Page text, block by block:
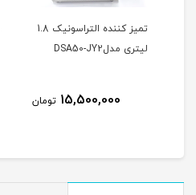
تمیز کننده التراسونیک 1.8
لیتری مدلDSA50-JY2
15,500,000 تومان